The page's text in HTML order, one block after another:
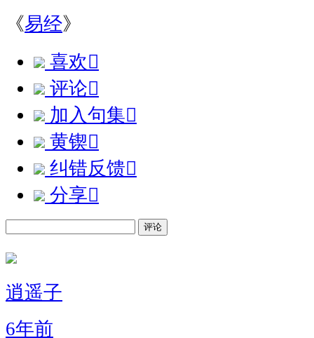
《易经》
喜欢
评论
加入句集
黄锲
纠错反馈
分享
评论
逍遥子
6年前